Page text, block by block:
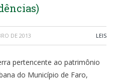
DE 2013 LEIS
pertencente ao patrimônio
do Município de Faro,